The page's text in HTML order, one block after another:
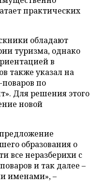
практических
обладают
туризма, однако
в
также указал на
по
Для решения этого
новой
образования о
все неразберихи с
и так далее –
именами», –